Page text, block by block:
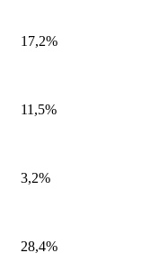
17,2%
11,5%
3,2%
28,4%